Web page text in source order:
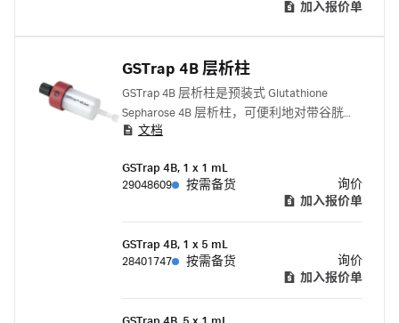
加入报价单
GSTrap 4B 层析柱
GSTrap 4B 层析柱是预装式 Glutathione
Sepharose 4B 层析柱，可便利地对带谷胱甘
肽 S-转移酶 (GST) 标签的蛋白质进行高载量
文档
GSTrap 4B, 1 x 1 mL
29048609
按需备货
询价
加入报价单
GSTrap 4B, 1 x 5 mL
28401747
按需备货
询价
加入报价单